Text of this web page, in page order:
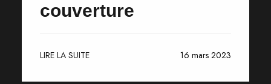
couverture
LIRE LA SUITE 16 mars 2023